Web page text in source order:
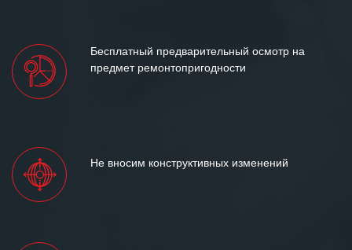
Бесплатный предварительный осмотр на
предмет ремонтопригодности
Не вносим конструктивных изменений